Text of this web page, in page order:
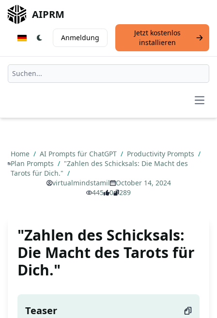
AIPRM
Anmeldung
Jetzt kostenlos
installieren
Home / AI Prompts für ChatGPT / Productivity Prompts /
Plan Prompts / "Zahlen des Schicksals: Die Macht des
Tarots für Dich." /
virtualmindstamil
October 14, 2024
445
0 289
"Zahlen des Schicksals:
Die Macht des Tarots für
Dich."
Teaser